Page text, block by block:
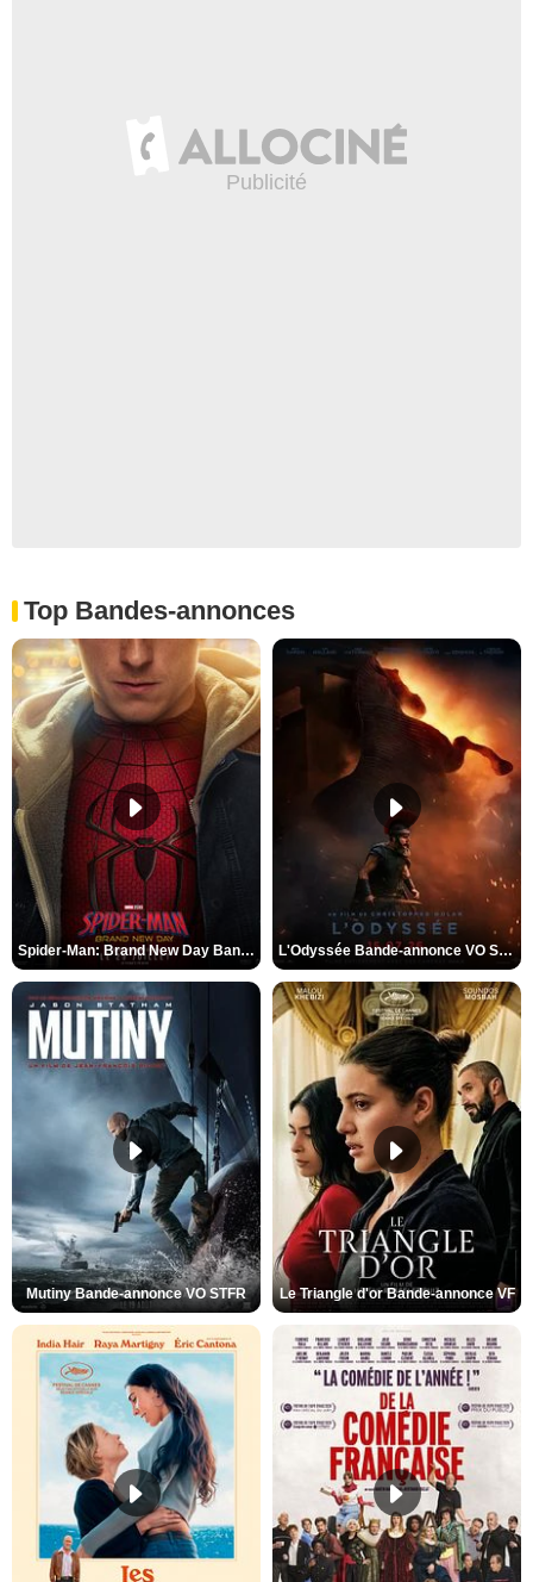
Top Bandes-annonces
Spider-Man: Brand New Day Bande-annonce VO STFR L'Odyssée Bande-annonce VO STFR
Mutiny Bande-annonce VO STFR Le Triangle d'or Bande-annonce VF